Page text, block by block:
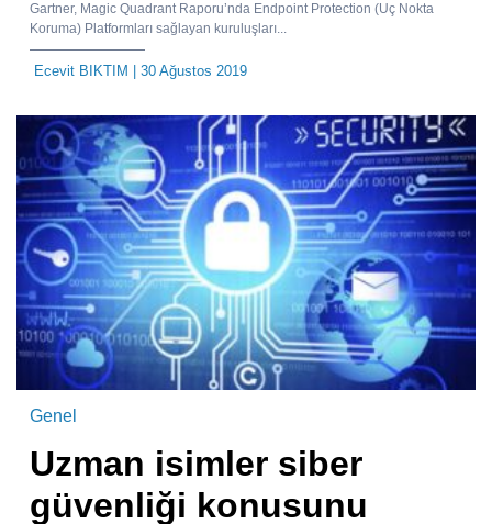
Gartner, Magic Quadrant Raporu’nda Endpoint Protection (Uç Nokta
Koruma) Platformları sağlayan kuruluşları...
Ecevit BIKTIM | 30 Ağustos 2019
Genel
Uzman isimler siber
güvenliği konusunu